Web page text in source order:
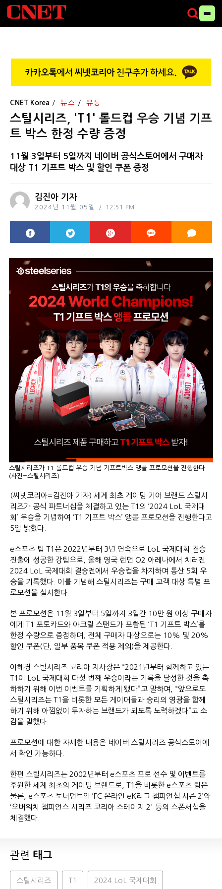
CNET Korea 뉴스 유통
스틸시리즈, 'T1' 롤드컵 우승 기념 기프
트 박스 한정 수량 증정
11월 3일부터 5일까지 네이버 공식스토어에서 구매자
대상 T1 기프트 박스 및 할인 쿠폰 증정
김진아 기자
2024년 11월 05일 12:51 PM
스틸시리즈가 T1 롤드컵 우승 기념 기프트박스 앵콜 프로모션을 진행한다
(사진=스틸시리즈)
(씨넷코리아=김진아 기자) 세계 최초 게이밍 기어 브랜드 스틸시
리즈가 공식 파트너십을 체결하고 있는 T1의 ‘2024 LoL 국제대
회’ 우승을 기념하여 ‘T1 기프트 박스’ 앵콜 프로모션을 진행한다고
5일 밝혔다.
e스포츠 팀 T1은 2022년부터 3년 연속으로 LoL 국제대회 결승
진출에 성공한 강팀으로, 올해 영국 런던 O2 아레나에서 치러진
2024 LoL 국제대회 결승전에서 우승컵을 차지하며 통산 5회 우
승을 기록했다. 이를 기념해 스틸시리즈는 구매 고객 대상 특별 프
로모션을 실시한다.
본 프로모션은 11월 3일부터 5일까지 3일간 10만 원 이상 구매자
에게 T1 포토카드와 아크릴 스탠드가 포함된 ‘T1 기프트 박스’를
한정 수량으로 증정하며, 전체 구매자 대상으로는 10% 및 20%
할인 쿠폰(단, 일부 품목 쿠폰 적용 제외)을 제공한다.
이혜경 스틸시리즈 코리아 지사장은 “2021년부터 함께하고 있는
T1이 LoL 국제대회 다섯 번째 우승이라는 기록을 달성한 것을 축
하하기 위해 이번 이벤트를 기획하게 됐다”고 말하며, “앞으로도
스틸시리즈는 T1을 비롯한 모든 게이머들과 승리의 영광을 함께
하기 위해 아낌없이 투자하는 브랜드가 되도록 노력하겠다”고 소
감을 말했다.
프로모션에 대한 자세한 내용은 네이버 스틸시리즈 공식스토어에
서 확인 가능하다.
한편 스틸시리즈는 2002년부터 e스포츠 프로 선수 및 이벤트를
후원한 세계 최초의 게이밍 브랜드로, T1을 비롯한 e스포츠 팀은
물론, e스포츠 토너먼트인 ‘FC 온라인 eK리그 챔피언십 시즌 2’와
‘오버워치 챔피언스 시리즈 코리아 스테이지 2' 등의 스폰서십을
체결했다.
관련 태그
스틸시리즈 T1 2024 LoL 국제대회